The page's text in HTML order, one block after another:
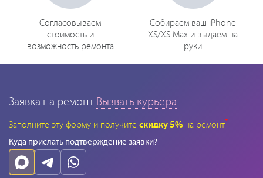
Согласовываем
стоимость и
возможность ремонта
Собираем ваш iPhone
XS/XS Max и выдаем на
руки
Заявка на ремонт Вызвать курьера
Заполните эту форму и получите скидку 5% на ремонт*
Куда прислать подтверждение заявки?